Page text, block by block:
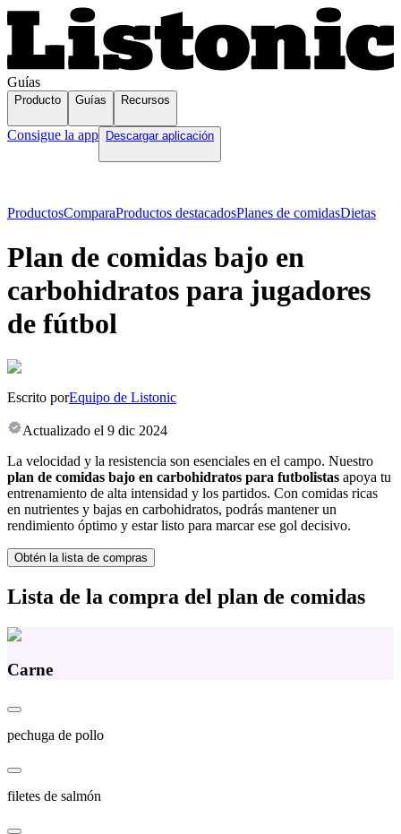
Guías
Producto Guías Recursos
Consigue la app Descargar aplicación
ProductosComparaProductos destacadosPlanes de comidasDietas
Plan de comidas bajo en
carbohidratos para jugadores
de fútbol
Escrito porEquipo de Listonic
Actualizado el 9 dic 2024
La velocidad y la resistencia son esenciales en el campo. Nuestro
plan de comidas bajo en carbohidratos para futbolistas apoya tu
entrenamiento de alta intensidad y los partidos. Con comidas ricas
en nutrientes y bajas en carbohidratos, podrás mantener un
rendimiento óptimo y estar listo para marcar ese gol decisivo.
Obtén la lista de compras
Lista de la compra del plan de comidas
Carne
pechuga de pollo
filetes de salmón